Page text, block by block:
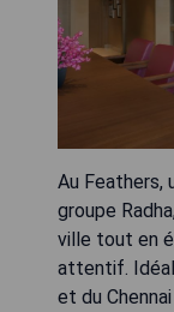
Au Feathers,
groupe
ville tout en
attentif.
et du